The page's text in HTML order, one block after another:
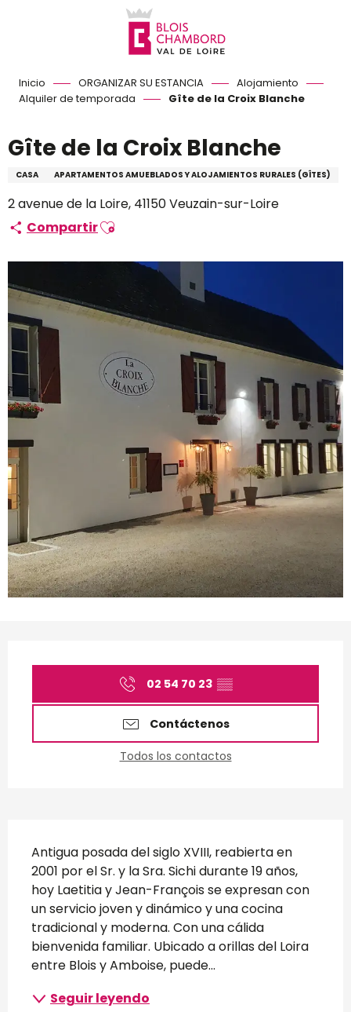
Inicio ORGANIZAR SU ESTANCIA
Alojamiento
Alquiler de temporada
Gîte de la Croix Blanche
Gîte de la Croix Blanche
CASA APARTAMENTOS AMUEBLADOS Y ALOJAMIENTOS RURALES (GÎTES)
2 avenue de la Loire, 41150 Veuzain-sur-Loire
CompartirAjouter aux favoris
Horarios y datos de
02 54 70 23 ▒▒
Contáctenos
Todos los contactos
Descripción
Antigua posada del siglo XVIII, reabierta en
2001 por el Sr. y la Sra. Sichi durante 19 años,
hoy Laetitia y Jean-François se expresan con
un servicio joven y dinámico y una cocina
tradicional y moderna. Con una cálida
bienvenida familiar. Ubicado a orillas del Loira
entre Blois y Amboise, puede...
Seguir leyendo